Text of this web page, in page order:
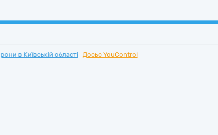
в Київській області
Досьє YouControl